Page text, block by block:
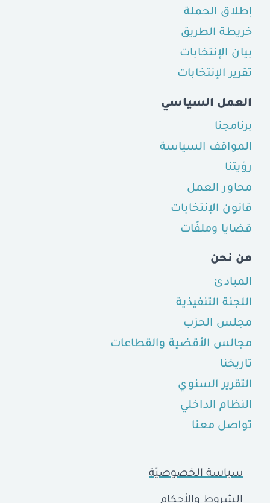
إطلاق الحملة
خريطة الطريق
بيان الإنتخابات
تقرير الإنتخابات
العمل السياسي
برنامجنا
المواقف السياسة
رؤيتنا
محاور العمل
قانون الإنتخابات
قضايا وملفّات
من نحن
المبادئ
اللجنة التنفيذية
مجلس الحزب
مجالس الأقضية والقطاعات
تاريخنا
التقرير السنوي
النظام الداخلي
تواصل معنا
سياسة الخصوصيّة
الشروط والأحكام